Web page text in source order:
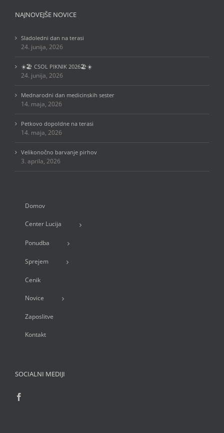
NAJNOVEJŠE NOVICE
Sladoledni dan na terasi
24. junija, 2026
☀️🏖️ CSOL PIKNIK 2026🏖️☀️
24. junija, 2026
Mednarodni dan medicinskih sester
14. maja, 2026
Petkovo dopoldne na terasi
14. maja, 2026
Velikonočno barvanje pirhov
3. aprila, 2026
Domov
Center Lucija
Ponudba
Sprejem
Cenik
Novice
Zaposlitve
Kontakt
SOCIALNI MEDIJI